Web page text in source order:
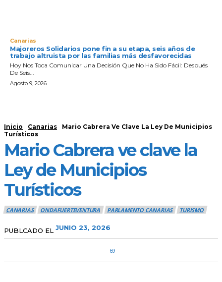
Canarias
Majoreros Solidarios pone fin a su etapa, seis años de
trabajo altruista por las familias más desfavorecidas
Hoy Nos Toca Comunicar Una Decisión Que No Ha Sido Fácil: Después
De Seis...
Agosto 9, 2026